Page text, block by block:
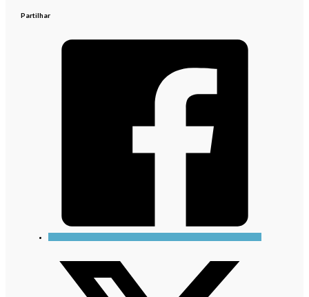
Partilhar